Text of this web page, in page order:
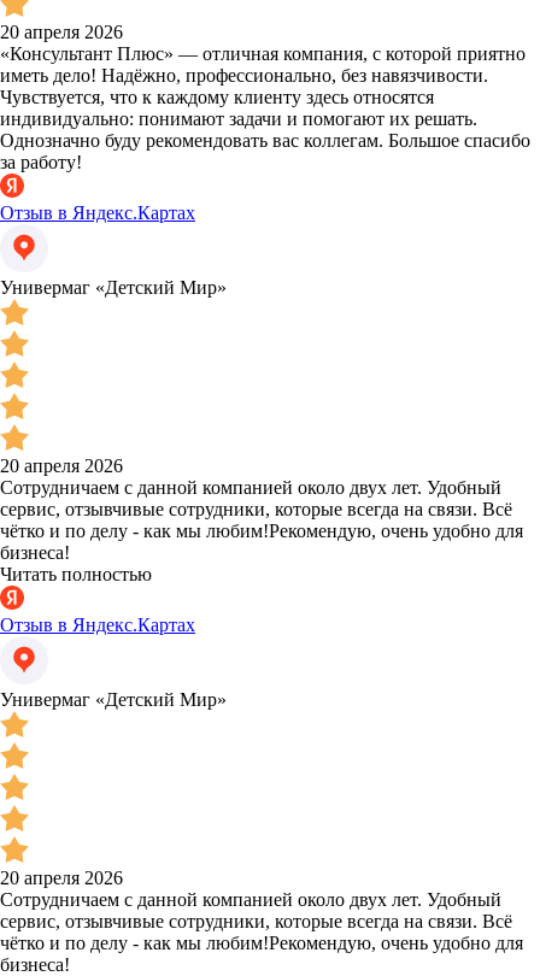
20 апреля 2026
«Консультант Плюс» — отличная компания, с которой приятно
иметь дело! Надёжно, профессионально, без навязчивости.
Чувствуется, что к каждому клиенту здесь относятся
индивидуально: понимают задачи и помогают их решать.
Однозначно буду рекомендовать вас коллегам. Большое спасибо
за работу!
Отзыв в Яндекс.Картах
Универмаг «Детский Мир»
20 апреля 2026
Сотрудничаем с данной компанией около двух лет. Удобный
сервис, отзывчивые сотрудники, которые всегда на связи. Всё
чётко и по делу - как мы любим!Рекомендую, очень удобно для
бизнеса!
Читать полностью
Отзыв в Яндекс.Картах
Универмаг «Детский Мир»
20 апреля 2026
Сотрудничаем с данной компанией около двух лет. Удобный
сервис, отзывчивые сотрудники, которые всегда на связи. Всё
чётко и по делу - как мы любим!Рекомендую, очень удобно для
бизнеса!